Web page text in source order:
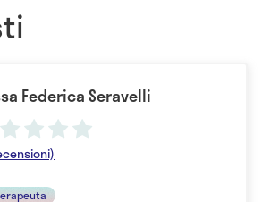
Federica Seravelli